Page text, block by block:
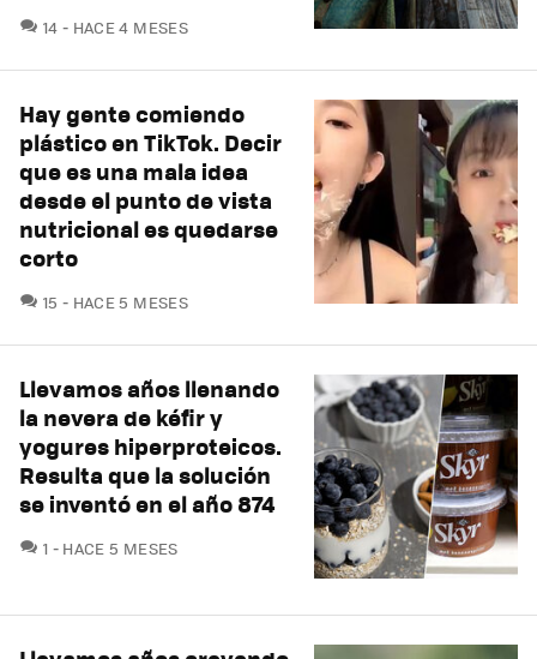
14 COMENTARIOS
HACE 4 MESES
Hay gente comiendo
plástico en TikTok. Decir
que es una mala idea
desde el punto de vista
nutricional es quedarse
corto
15 COMENTARIOS
HACE 5 MESES
Llevamos años llenando
la nevera de kéfir y
yogures hiperproteicos.
Resulta que la solución
se inventó en el año 874
1 COMENTARIOS
HACE 5 MESES